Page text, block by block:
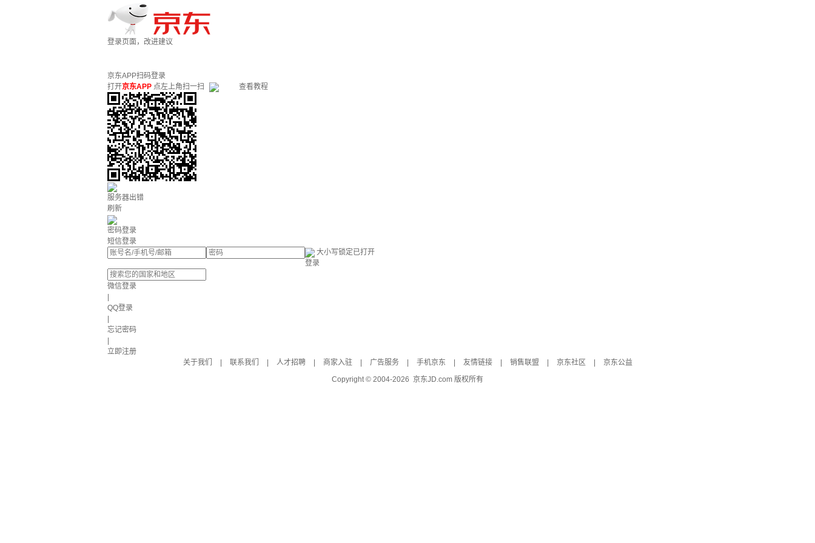
登录页面，改进建议
京东APP扫码登录
打开京东APP 点左上角扫一扫 查看教程
服务器出错
刷新
密码登录
短信登录
大小写锁定已打开
登录
微信登录
QQ登录
忘记密码
立即注册
关于我们
联系我们 人才招聘 商家入驻 广告服务 手机京东 友情链接 销售联盟 京东社区
京东公益
Copyright © 2004-2026 京东JD.com 版权所有